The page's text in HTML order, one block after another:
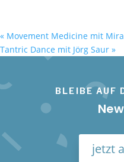
« Movement Medicine mit Mira
Tantric Dance mit Jörg Saur »
BLEIBE AUF
jetzt